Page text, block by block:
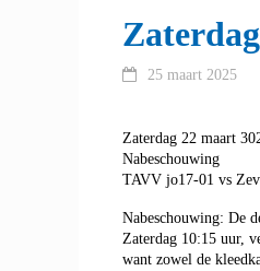
25 maart 2025
Zaterdag 22 maart
Nabeschouwing
TAVV jo17-01 vs
Nabeschouwing: De
Zaterdag 10:15 uur,
want zowel de